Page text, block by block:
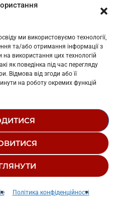
ми використовуємо технології,
та/або отримання інформації з
використання цих технологій
як поведінка під час перегляду
Відмова від згоди або її
на роботу окремих функцій
Політика конфіденційності
ПОЛЮС»